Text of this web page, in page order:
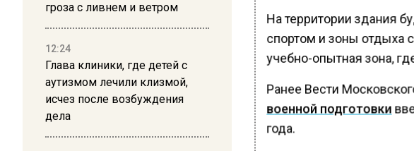
гроза с ливнем и ветром
12:24
Глава клиники, где детей с
аутизмом лечили клизмой,
исчез после возбуждения
дела
На территории здания
спортом и зоны отдыха
учебно-опытная зона,
Ранее Вести
военной подготовки
года.